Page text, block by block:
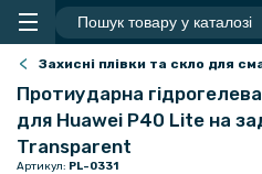
Захисні плівки та скло для
Протиударна
для Huawei P40 Lite на
Transparent
Артикул: PL-0331